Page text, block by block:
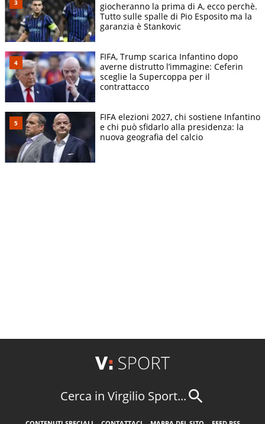
giocheranno la prima di A, ecco perchè.
Tutto sulle spalle di Pio Esposito ma la
garanzia è Stankovic
FIFA, Trump scarica Infantino dopo
averne distrutto l’immagine: Ceferin
sceglie la Supercoppa per il
contrattacco
FIFA elezioni 2027, chi sostiene Infantino
e chi può sfidarlo alla presidenza: la
nuova geografia del calcio
Cerca in Virgilio Sport...